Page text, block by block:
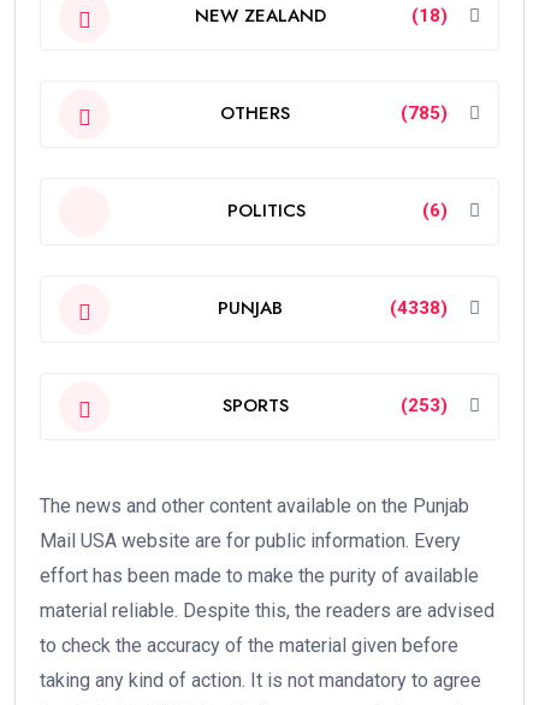
NEW ZEALAND (18)
OTHERS (785)
POLITICS (6)
PUNJAB (4338)
SPORTS (253)
The news and other content available on the Punjab
Mail USA website are for public information. Every
effort has been made to make the purity of available
material reliable. Despite this, the readers are advised
to check the accuracy of the material given before
taking any kind of action. It is not mandatory to agree